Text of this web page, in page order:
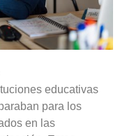
educativas
para los
en las